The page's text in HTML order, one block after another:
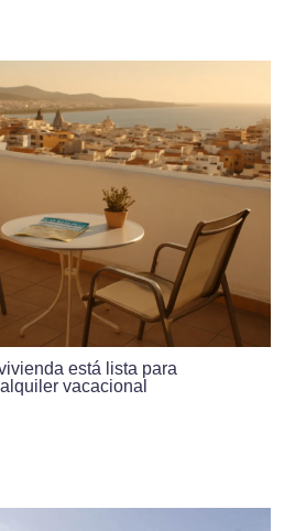
está lista para
vacacional